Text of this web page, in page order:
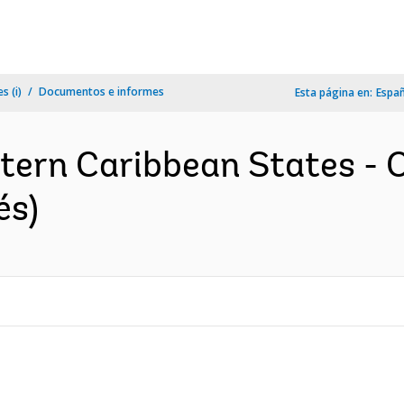
(i) Documentos e informes Esta página en:
Caribbean States -